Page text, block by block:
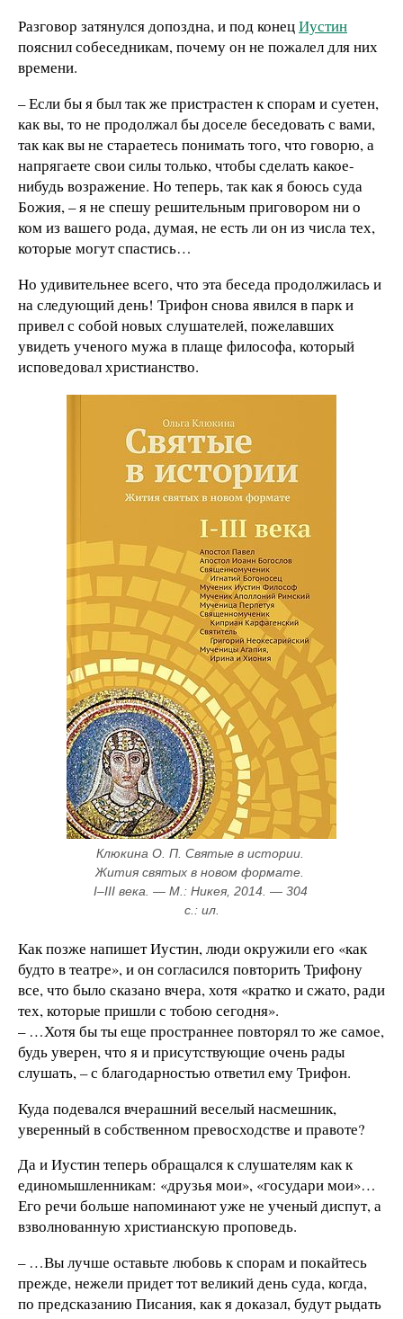
Разговор затянулся допоздна, и под конецИустин
пояснил собеседникам, почему он не пожалел для них
времени.
– Если бы я был так же пристрастен к спорам и суетен,
как вы, то не продолжал бы доселе беседовать с вами,
так как вы не стараетесь понимать того, что говорю, а
напрягаете свои силы только, чтобы сделать какое-
нибудь возражение. Но теперь, так как я боюсь суда
Божия, – я не спешу решительным приговором ни о
ком из вашего рода, думая, не есть ли он из числа тех,
которые могут спастись…
Но удивительнее всего, что эта беседа продолжилась и
на следующий день! Трифон снова явился в парк и
привел с собой новых слушателей, пожелавших
увидеть ученого мужа в плаще философа, который
исповедовал христианство.
Клюкина О. П. Святые в истории.
Жития святых в новом формате.
I–III века. — М.: Никея, 2014. — 304
с.: ил.
​Как позже напишет Иустин, люди окружили его «как
будто в театре», и он согласился повторить Трифону
все, что было сказано вчера, хотя «кратко и сжато, ради
тех, которые пришли с тобою сегодня».
– …Хотя бы ты еще пространнее повторял то же самое,
будь уверен, что я и присутствующие очень рады
слушать, – с благодарностью ответил ему Трифон.
Куда подевался вчерашний веселый насмешник,
уверенный в собственном превосходстве и правоте?
Да и Иустин теперь обращался к слушателям как к
единомышленникам: «друзья мои», «государи мои»…
Его речи больше напоминают уже не ученый диспут, а
взволнованную христианскую проповедь.
– …Вы лучше оставьте любовь к спорам и покайтесь
прежде, нежели придет тот великий день суда, когда,
по предсказанию Писания, как я доказал, будут рыдать